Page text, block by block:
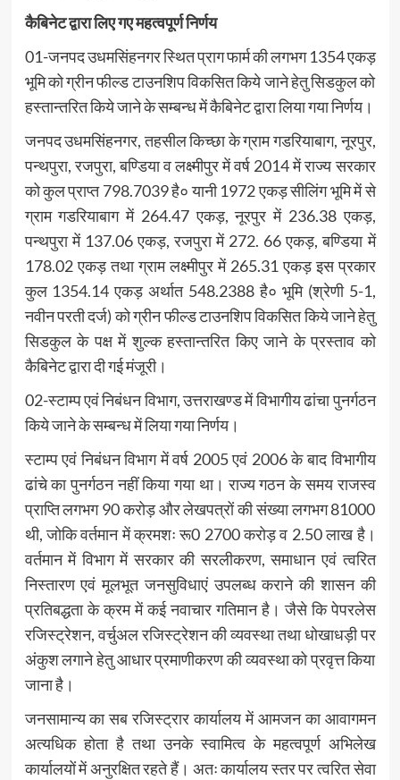
कैबिनेट द्वारा लिए गए महत्वपूर्ण निर्णय
01-जनपद उधमसिंहनगर स्थित प्राग फार्म की लगभग 1354 एकड़
भूमि को ग्रीन फील्ड टाउनशिप विकसित किये जाने हेतु सिडकुल को
हस्तान्तरित किये जाने के सम्बन्ध में कैबिनेट द्वारा लिया गया निर्णय।
जनपद उधमसिंहनगर, तहसील किच्छा के ग्राम गडरियाबाग, नूरपुर,
पन्थपुरा, रजपुरा, बण्डिया व लक्ष्मीपुर में वर्ष 2014 में राज्य सरकार
को कुल प्राप्त 798.7039 है० यानी 1972 एकड़ सीलिंग भूमि में से
ग्राम गडरियाबाग में 264.47 एकड़, नूरपुर में 236.38 एकड़,
पन्थपुरा में 137.06 एकड़, रजपुरा में 272. 66 एकड़, बण्डिया में
178.02 एकड़ तथा ग्राम लक्ष्मीपुर में 265.31 एकड़ इस प्रकार
कुल 1354.14 एकड़ अर्थात 548.2388 है० भूमि (श्रेणी 5-1,
नवीन परती दर्ज) को ग्रीन फील्ड टाउनशिप विकसित किये जाने हेतु
सिडकुल के पक्ष में शुल्क हस्तान्तरित किए जाने के प्रस्ताव को
कैबिनेट द्वारा दी गई मंजूरी।
02-स्टाम्प एवं निबंधन विभाग, उत्तराखण्ड में विभागीय ढांचा पुनर्गठन
किये जाने के सम्बन्ध में लिया गया निर्णय।
स्टाम्प एवं निबंधन विभाग में वर्ष 2005 एवं 2006 के बाद विभागीय
ढांचे का पुनर्गठन नहीं किया गया था। राज्य गठन के समय राजस्व
प्राप्ति लगभग 90 करोड़ और लेखपत्रों की संख्या लगभग 81000
थी, जोकि वर्तमान में क्रमशः रू0 2700 करोड़ व 2.50 लाख है।
वर्तमान में विभाग में सरकार की सरलीकरण, समाधान एवं त्वरित
निस्तारण एवं मूलभूत जनसुविधाएं उपलब्ध कराने की शासन की
प्रतिबद्धता के क्रम में कई नवाचार गतिमान है। जैसे कि पेपरलेस
रजिस्ट्रेशन, वर्चुअल रजिस्ट्रेशन की व्यवस्था तथा धोखाधड़ी पर
अंकुश लगाने हेतु आधार प्रमाणीकरण की व्यवस्था को प्रवृत्त किया
जाना है।
जनसामान्य का सब रजिस्ट्रार कार्यालय में आमजन का आवागमन
अत्यधिक होता है तथा उनके स्वामित्व के महत्वपूर्ण अभिलेख
कार्यालयों में अनुरक्षित रहते हैं। अतः कार्यालय स्तर पर त्वरित सेवा